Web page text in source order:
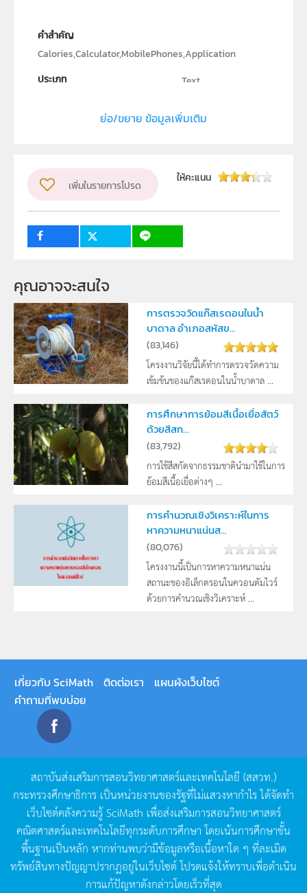
คำสำคัญ
Calories,Calculator,MobilePhones,Application
ประเภท
Text
สถาบันเทคโนโลยีนานาชาติสิรินธร มหาวิทยาลัยธรรมศาตร์
นางสาวโสภิดา วงศ์ตานี , นางสาวชยุดา นวลักษณ์
ระดับชั้น
ครู, นักเรียน, บุคคลทั่วไป
ย่อ/ขยาย ข้อมูลเพิ่มเติม
เพิ่มในรายการโปรด
ให้คะแนน
คุณอาจจะสนใจ
การตรวจวัดแก๊สเรดอนในน้ำ
บาดาล อำเภอสหัสข...
(83,146)
โครงงานวิจัยนี้ได้ทำการตรวจวัดความ
เข้มข้นของแก๊สเรดอนในน้ำบาดาล ...
การศึกษาการย้อมสีเนื้อเยื่อสัตว์
ด้วยสีสก...
(83,792)
การใช้สีสกัดจากธรรมชาตินำมาใช้ในการ
ย้อมสีเนื้อเยื่อต่างๆ ...
การคำนวณเชิงวิเคราะห์ในการ
หาความหนาแน่นส...
(80,076)
โครงงานนี้เป็นการหาความหนาแน่น
สถานะของอิเล็กตรอนในควอนตัมไวร์
ด้วยการคำนวณเชิงวิเคราะห์ ...
เกี่ยวกับ SciMath ติดต่อเรา
แผนผังเว็บไซต์
คำถามที่พบบ่อย
สถาบันส่งเสริมการสอนวิทยาศาสตร์และเทคโนโลยี (สสวท.)
กระทรวงศึกษาธิการ เป็นหน่วยงานของรัฐที่ไม่แสวงหากำไรได้จัดทำ
เว็บไซต์คลังความรู้SciMath เพื่อส่งเสริมการสอนวิทยาศาสตร์
คณิตศาสตร์และเทคโนโลยีทุกระดับการศึกษา โดยเน้นการศึกษาขั้น
พื้นฐานเป็นหลัก หากท่านพบว่ามีข้อมูลหรือเนื้อหาใด ๆ ที่ละเมิด
ทรัพย์สินทางปัญญาปรากฏอยู่ในเว็บไซต์โปรดแจ้งให้ทราบเพื่อดำเนิน
การแก้ปัญหาดังกล่าวโดยเร็วที่สุด